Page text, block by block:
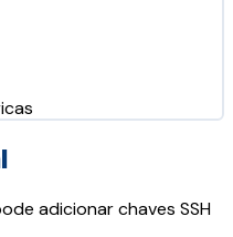
adicionar chaves SSH